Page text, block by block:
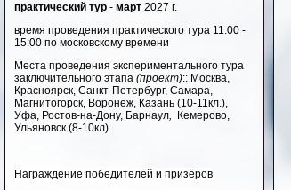
практический тур - март 2027 г.
время проведения практического тура 11:00 -
15:00 по московскому времени
Места проведения экспериментального тура
заключительного этапа (проект):: Москва,
Красноярск, Санкт-Петербург, Самара,
Магнитогорск, Воронеж, Казань (10-11кл.),
Уфа, Ростов-на-Дону, Барнаул,
Кемерово,
Ульяновск (8-10кл).
Награждение победителей и призёров